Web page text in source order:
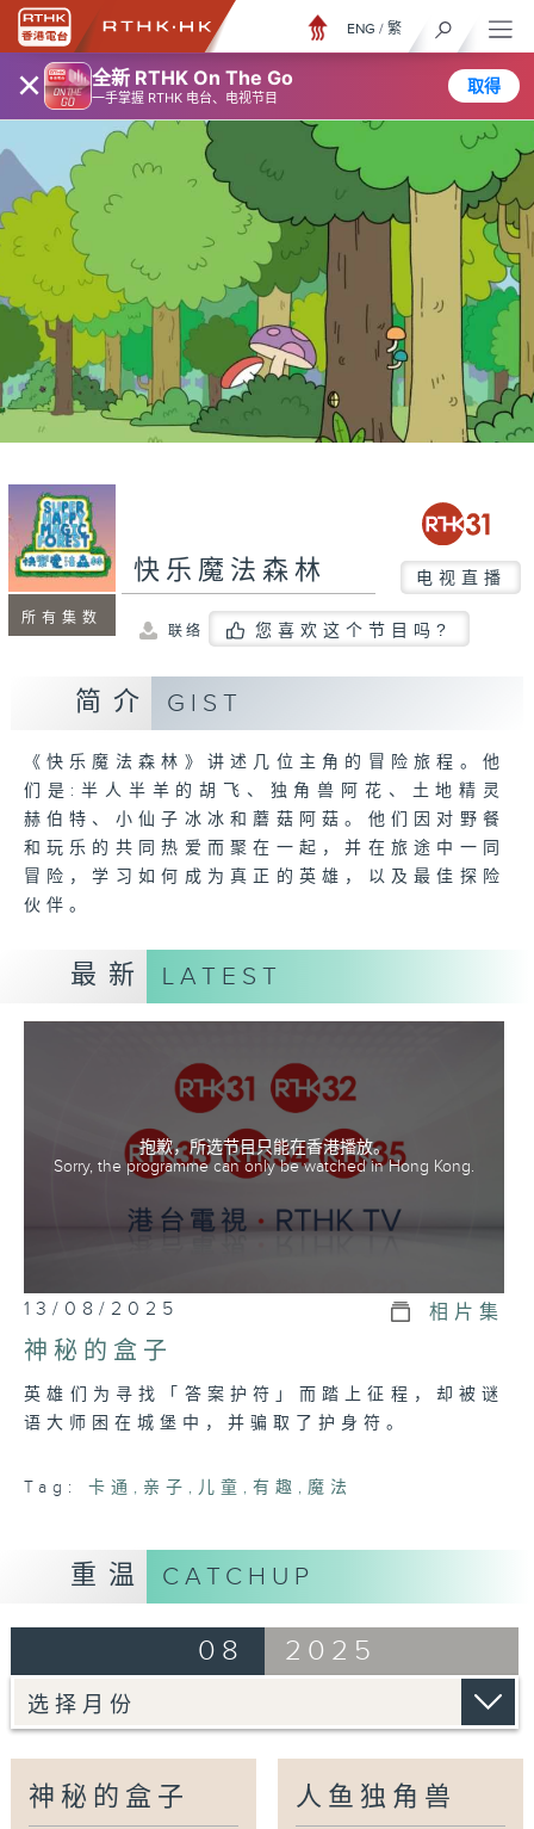
× 全新 RTHK On The Go
一手掌握 RTHK 电台、电视节目
取得
ENG / 繁
所有集数
快乐魔法森林 电视直播
联络 您喜欢这个节目吗?
简介 GIST
《快乐魔法森林》讲述几位主角的冒险旅程。他
们是:半人半羊的胡飞、独角兽阿花、土地精灵
赫伯特、小仙子冰冰和蘑菇阿菇。他们因对野餐
和玩乐的共同热爱而聚在一起，并在旅途中一同
冒险，学习如何成为真正的英雄，以及最佳探险
伙伴。
最新 LATEST
抱歉，所选节目只能在香港播放。
Sorry, the programme can only be watched in Hong Kong.
13/08/2025 相片集
神秘的盒子
英雄们为寻找「答案护符」而踏上征程，却被谜
语大师困在城堡中，并骗取了护身符。
Tag: 卡通 , 亲子 , 儿童 ,有趣 ,魔法
重温 CATCHUP
08 2025
神秘的盒子 人鱼独角兽